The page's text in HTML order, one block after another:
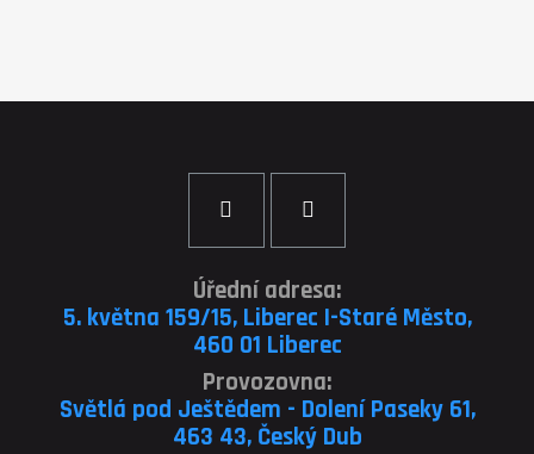
Úřední adresa:
5. května 159/15, Liberec I-Staré Město,
460 01 Liberec
Provozovna:
Světlá pod Ještědem - Dolení Paseky 61,
463 43, Český Dub